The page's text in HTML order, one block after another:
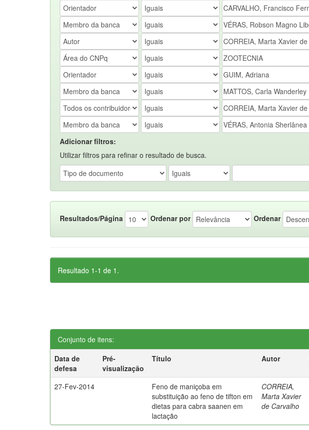
Adicionar filtros:
Utilizar filtros para refinar o resultado de busca.
Resultados/Página Ordenar por Ordenar
Resultado 1-1 de 1.
Conjunto de itens:
Data de
defesa
Pré-
visualização
Título Autor
27-Fev-2014
Feno de maniçoba em
substituição ao feno de tifton em
dietas para cabra saanen em
lactação
CORREIA,
Marta Xavier
de Carvalho